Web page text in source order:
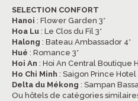
SELECTION CONFORT
Hanoi : Flower Garden 3*
Hoa Lu : Le Clos du Fil 3*
Halong : Bateau Ambassador 4*
Hué : Romance 3*
Hoi An : Hoi An Central Boutique
Ho Chi Minh : Saigon Prince Hotel
Delta du Mékong : Sampan
Ou hôtels de catégories